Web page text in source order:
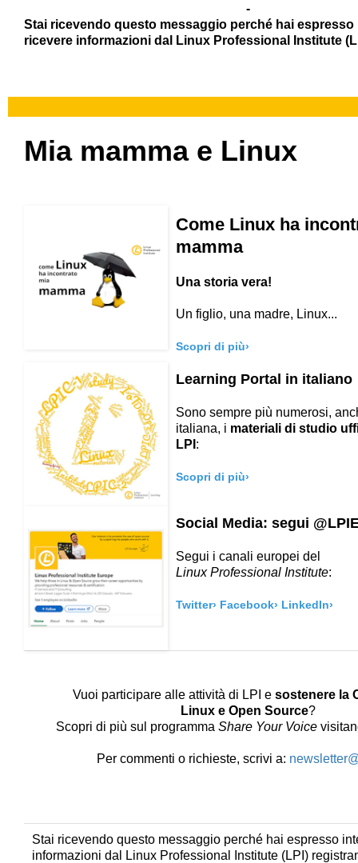
-
Stai ricevendo questo messaggio perché hai espresso
ricevere informazioni dal Linux Professional Institute
Mia mamma e Linux
Come Linux ha
mamma
Una storia vera!
Un figlio, una madre, Linux...
Scopri di più›
Learning Portal in italiano
Sono sempre più numerosi,
italiana, i materiali di studio
LPI :
Scopri di più›
Social Media: segui
Segui i canali europei del
Linux Professional Institute:
Twitter› Facebook› LinkedIn›
Vuoi participare alle attività di LPI e sostenere la
Linux e Open Source?
Scopri di più sul programma Share Your Voice
Per commenti o richieste, scrivi a:
Stai ricevendo questo messaggio perché hai espresso
informazioni dal Linux Professional Institute (LPI)